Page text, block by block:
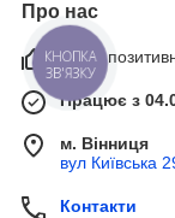
Про нас
100%
Працює з
м. Вінниця
вул Київська
Контакти
КНОПКА
ЗВ'ЯЗКУ